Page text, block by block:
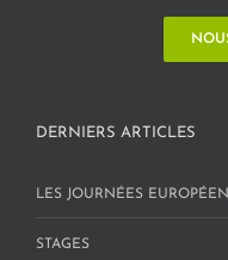
DERNIERS ARTICLES
LES JOURNÉES
STAGES